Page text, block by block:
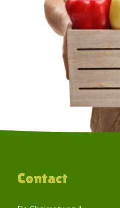
Contact